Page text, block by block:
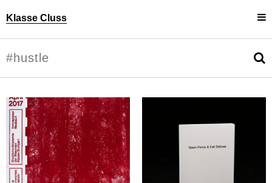
Klasse Cluss
Personen
Projekte
Uli Cluss
Information